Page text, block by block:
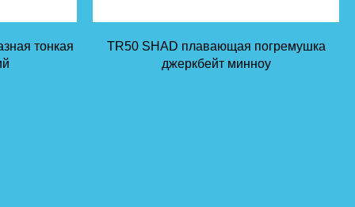
тонкая
TR50 SHAD плавающая погремушка
джеркбейт минноу